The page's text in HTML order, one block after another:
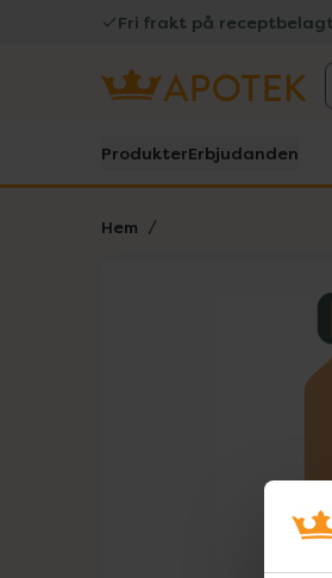
Fri frakt på receptbelagt
ProdukterErbjudanden
Hem
Lista: .